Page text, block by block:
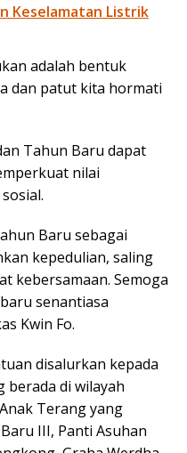
Keselamatan Listrik
adalah bentuk
dan patut kita hormati
Tahun Baru dapat
nilai
Baru sebagai
kepedulian, saling
kebersamaan. Semoga
senantiasa
Kwin Fo.
disalurkan kepada
berada di wilayah
Terang yang
III, Panti Asuhan